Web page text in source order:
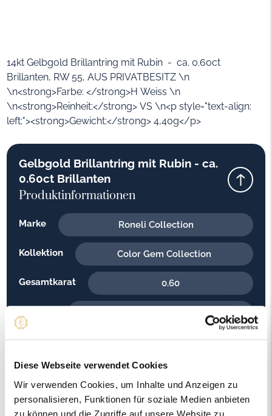
Diese Webseite verwendet Cookies
Wir verwenden Cookies, um Inhalte und Anzeigen zu
personalisieren, Funktionen für soziale Medien anbieten
zu können und die Zugriffe auf unsere Website zu
14kt Gelbgold Brillantring mit Rubin - ca. 0.60ct
Brillanten, RW 55, AUS PRIVATBESITZ \n
\n<strong>Farbe: </strong>H Weiss \n
\n<strong>Reinheit:</strong> VS \n<p style="text-align:
left;"><strong>Gewicht:</strong> 4,40g</p>
Gelbgold Brillantring mit Rubin - ca.
0.60ct Brillanten
Produktinformationen
Marke Roneli Collection
Kollektion Color Gem Collection
Gesamtkarat 0.60
Feingehalt 585
Gewicht 4.40
Steinfarbe H - Weiss